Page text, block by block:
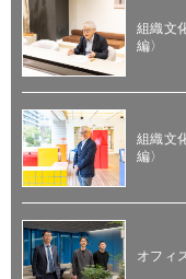
組織文
編〉
組織文
編〉
オフィ